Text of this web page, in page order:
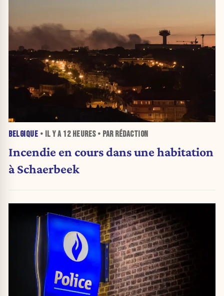
BELGIQUE • IL Y A 12 HEURES• PAR RÉDACTION
Incendie en cours dans une habitation
à Schaerbeek